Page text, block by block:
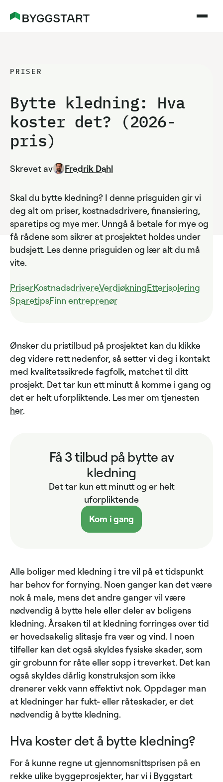
PRISER
Bytte kledning: Hva
koster det?
(2026-
pris)
Skrevet av Fredrik Dahl
Skal du bytte kledning? I denne prisguiden gir vi
deg alt om priser, kostnadsdrivere, finansiering,
sparetips og mye mer. Unngå å betale for mye og
få rådene som sikrer at prosjektet holdes under
budsjett. Les denne prisguiden og lær alt du må
vite.
PriserKostnadsdrivereVerdiøkningEtterisolering
SparetipsFinn entreprenør
Ønsker du pristilbud på prosjektet kan du klikke
deg videre rett nedenfor, så setter vi deg i kontakt
med kvalitetssikrede fagfolk, matchet til ditt
prosjekt. Det tar kun ett minutt å komme i gang og
det er helt uforpliktende. Les mer om tjenesten
her.
Få 3 tilbud på bytte av
kledning
Det tar kun ett minutt og er helt
uforpliktende
Kom i gang
Alle boliger med kledning i tre vil på et tidspunkt
har behov for fornying. Noen ganger kan det være
nok å male, mens det andre ganger vil være
nødvendig å bytte hele eller deler av boligens
kledning. Årsaken til at kledning forringes over tid
er hovedsakelig slitasje fra vær og vind. I noen
tilfeller kan det også skyldes fysiske skader, som
gir grobunn for råte eller sopp i treverket. Det kan
også skyldes dårlig konstruksjon som ikke
drenerer vekk vann effektivt nok. Oppdager man
at kledninger har fukt- eller råteskader, er det
nødvendig å bytte kledning.
Hva koster det å bytte kledning?
For å kunne regne ut gjennomsnittsprisen på en
rekke ulike byggeprosjekter, har vi i Byggstart